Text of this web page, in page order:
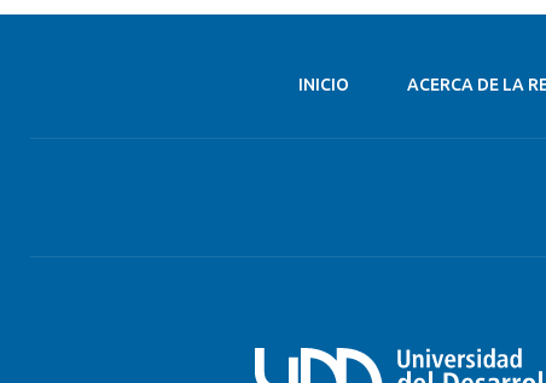
INICIO ACERCA DE LA